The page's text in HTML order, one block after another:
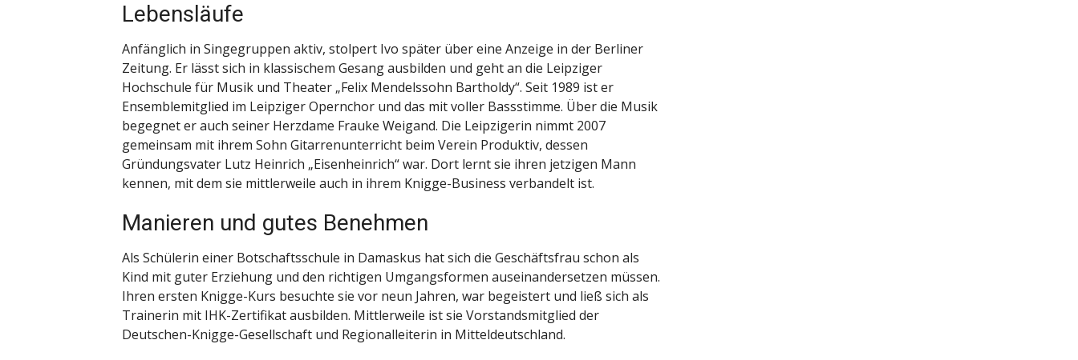
Lebensläufe
Anfänglich in Singegruppen aktiv, stolpert Ivo später über eine Anzeige in der Berliner
Zeitung. Er lässt sich in klassischem Gesang ausbilden und geht an die Leipziger
Hochschule für Musik und Theater „Felix Mendelssohn Bartholdy“. Seit 1989 ist er
Ensemblemitglied im Leipziger Opernchor und das mit voller Bassstimme. Über die Musik
begegnet er auch seiner Herzdame Frauke Weigand. Die Leipzigerin nimmt 2007
gemeinsam mit ihrem Sohn Gitarrenunterricht beim Verein Produktiv, dessen
Gründungsvater Lutz Heinrich „Eisenheinrich“ war. Dort lernt sie ihren jetzigen Mann
kennen, mit dem sie mittlerweile auch in ihrem Knigge-Business verbandelt ist.
Manieren und gutes Benehmen
Als Schülerin einer Botschaftsschule in Damaskus hat sich die Geschäftsfrau schon als
Kind mit guter Erziehung und den richtigen Umgangsformen auseinandersetzen müssen.
Ihren ersten Knigge-Kurs besuchte sie vor neun Jahren, war begeistert und ließ sich als
Trainerin mit IHK-Zertifikat ausbilden. Mittlerweile ist sie Vorstandsmitglied der
Deutschen-Knigge-Gesellschaft und Regionalleiterin in Mitteldeutschland.